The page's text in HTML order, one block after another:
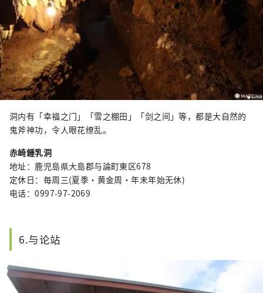
洞内有「幸福之门」「雪之棚田」「剑之间」等，都是大自然的
鬼斧神功，令人眼花缭乱。
赤崎鍾乳洞
地址：鹿児島県大島郡与論町東区678
定休日：毎周三(夏季・黄金周・年末年始无休)
电话：0997-97-2069
6.与论站